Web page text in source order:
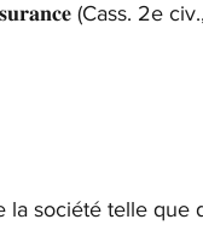
(Cass. 2e
la société telle